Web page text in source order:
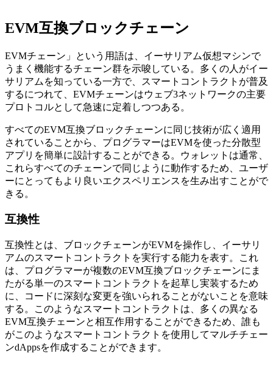
EVM互換ブロックチェーン
EVMチェーン」という用語は、イーサリアム仮想マシンで
うまく機能するチェーン群を示唆している。多くの人がイー
サリアムを知っている一方で、スマートコントラクトが普及
するにつれて、EVMチェーンはウェブ3ネットワークの主要
プロトコルとして急速に定着しつつある。
すべてのEVM互換ブロックチェーンに同じ技術が広く適用
されていることから、プログラマーはEVMを使った分散型
アプリを簡単に設計することができる。ウォレットは通常、
これらすべてのチェーンで同じように動作するため、ユーザ
ーにとってもより良いエクスペリエンスを生み出すことがで
きる。
互換性
互換性とは、ブロックチェーンがEVMを操作し、イーサリ
アムのスマートコントラクトを実行する能力を表す。これ
は、プログラマーが複数のEVM互換ブロックチェーンにま
たがる単一のスマートコントラクトを起草し実装するため
に、コードに深刻な変更を強いられることがないことを意味
する。このようなスマートコントラクトは、多くの異なる
EVM互換チェーンと相互作用することができるため、誰も
がこのようなスマートコントラクトを使用してマルチチェー
ンdAppsを作成することができます。